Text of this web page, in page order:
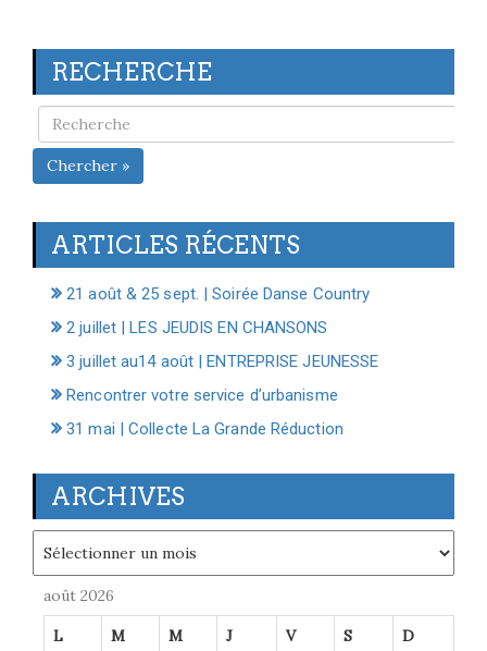
RECHERCHE
Chercher »
ARTICLES RÉCENTS
21 août & 25 sept. | Soirée Danse Country
2 juillet | LES JEUDIS EN CHANSONS
3 juillet au14 août | ENTREPRISE JEUNESSE
Rencontrer votre service d’urbanisme
31 mai | Collecte La Grande Réduction
ARCHIVES
août 2026
L M M J V S D